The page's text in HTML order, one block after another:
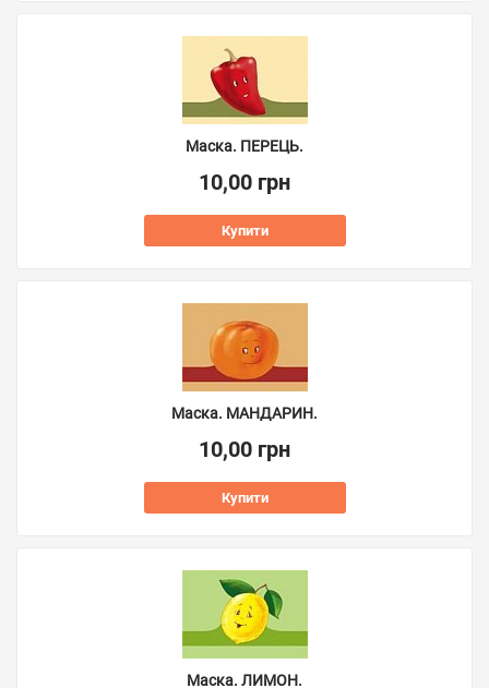
Маска. ПЕРЕЦЬ.
10,00 грн
Купити
Маска. МАНДАРИН.
10,00 грн
Купити
Маска. ЛИМОН.